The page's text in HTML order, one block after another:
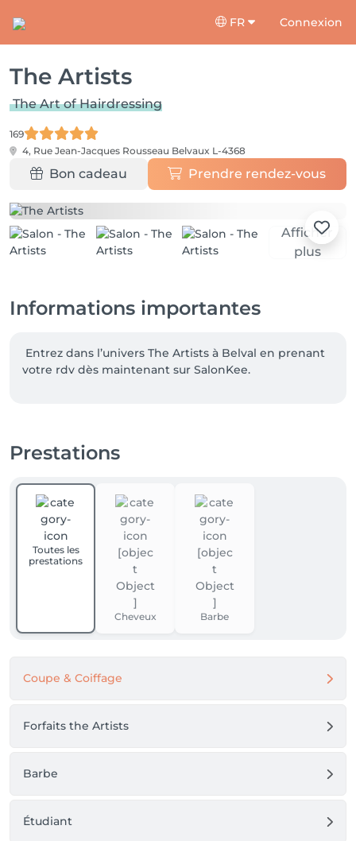
FR Connexion
The Artists
The Art of Hairdressing
169
4, Rue Jean-Jacques Rousseau Belvaux L-4368
Bon cadeau Prendre rendez-vous
Afficher
plus
Informations importantes
votre rdv dès maintenant sur SalonKee.
Prestations
Toutes les
prestations
Cheveux Barbe
Coupe & Coiffage
Forfaits the Artists
Barbe
Étudiant